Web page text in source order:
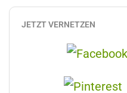
JETZT VERNETZEN